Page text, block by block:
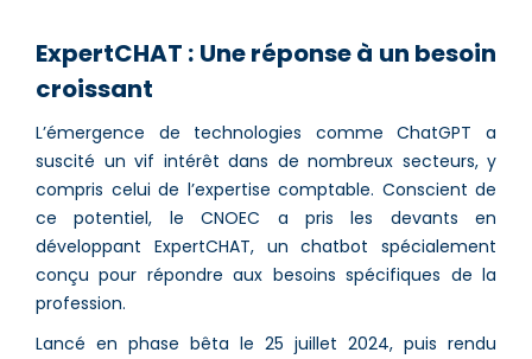
ExpertCHAT : Une réponse à un besoin
croissant
L’émergence de technologies comme ChatGPT a
suscité un vif intérêt dans de nombreux secteurs, y
compris celui de l’expertise comptable. Conscient de
ce potentiel, le CNOEC a pris les devants en
développant ExpertCHAT, un chatbot spécialement
conçu pour répondre aux besoins spécifiques de la
profession.
Lancé en phase bêta le 25 juillet 2024, puis rendu